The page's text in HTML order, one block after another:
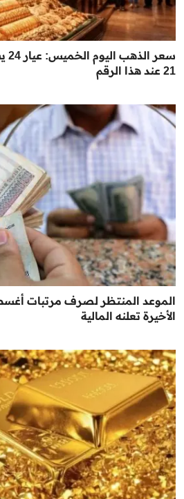
21 عند هذا الرقم
الأخيرة تعلنه المالية